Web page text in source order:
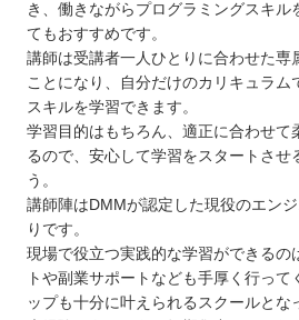
き、働きながらプログラミングスキル
てもおすすめです。
講師は受講者一人ひとりに合わせた専
ことになり、自分だけのカリキュラム
スキルを学習できます。
学習目的はもちろん、適正に合わせて
るので、安心して学習をスタートさせ
う。
講師陣はDMMが認定した現役のエン
りです。
現場で役立つ実践的な学習ができるの
トや副業サポートなども手厚く行っ
ップも十分に叶えられるスクールとな